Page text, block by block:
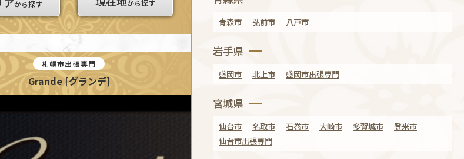
青森市 弘前市 八戸市
岩手県
盛岡市 北上市 盛岡市出張専門
宮城県
仙台市 名取市 石巻市 大崎市 多賀城市
登米市
仙台市出張専門
から探す から探す
札幌市出張専門
Grande [グランデ]